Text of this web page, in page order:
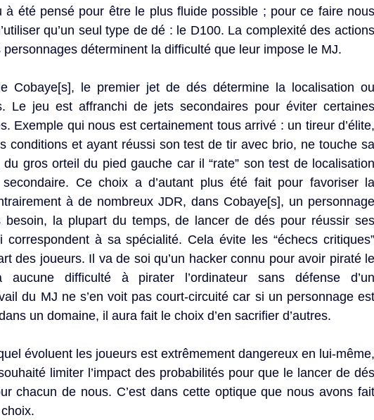
à été pensé pour être le plus fluide possible ; pour ce faire nous
qu’un seul type de dé : le D100. La complexité des actions
déterminent la difficulté que leur impose le MJ.
Cobaye[s], le premier jet de dés détermine la localisation ou
Le jeu est affranchi de jets secondaires pour éviter certaines
Exemple qui nous est certainement tous arrivé : un tireur d’élite,
conditions et ayant réussi son test de tir avec brio, ne touche sa
du gros orteil du pied gauche car il “rate” son test de localisation
Ce choix a d’autant plus été fait pour favoriser la
à de nombreux JDR, dans Cobaye[s], un personnage
besoin, la plupart du temps, de lancer de dés pour réussir ses
correspondent à sa spécialité. Cela évite les “échecs critiques”
des joueurs. Il va de soi qu’un hacker connu pour avoir piraté le
aucune difficulté à pirater l’ordinateur sans défense d’un
du MJ ne s’en voit pas court-circuité car si un personnage est
un domaine, il aura fait le choix d’en sacrifier d’autres.
évoluent les joueurs est extrêmement dangereux en lui-même,
limiter l’impact des probabilités pour que le lancer de dés
chacun de nous. C’est dans cette optique que nous avons fait